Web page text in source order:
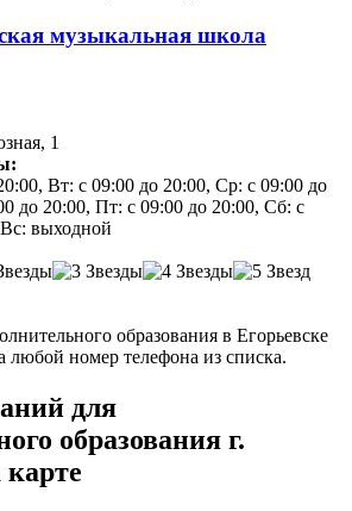
музыкальная школа
1
Вт: с 09:00 до 20:00, Ср: с 09:00 до
до 20:00, Пт: с 09:00 до 20:00, Сб: с
выходной
образования в Егорьевске
любой номер телефона из списка.
для
образования г.